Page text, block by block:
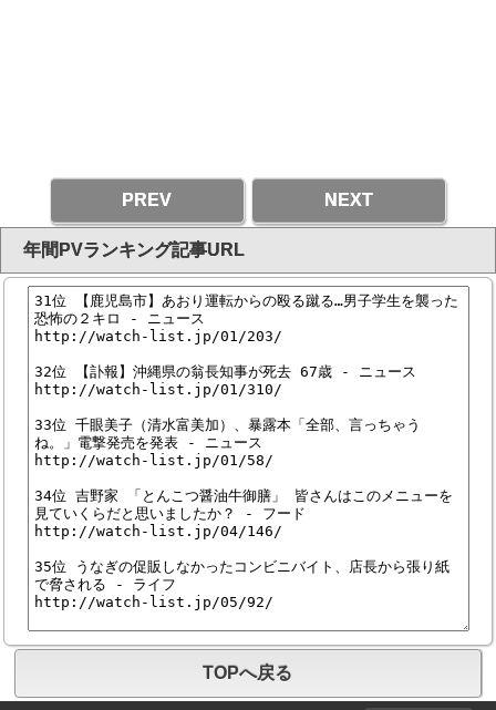
PREV NEXT
年間PVランキング記事URL
TOPへ戻る